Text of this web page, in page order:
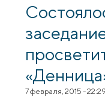
7 февраля, 2015 - 22:29